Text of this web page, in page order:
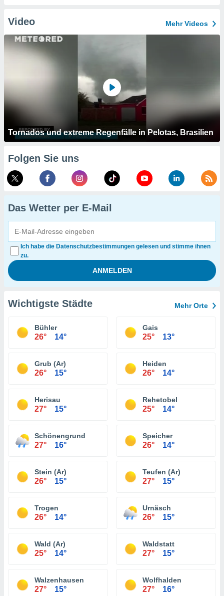
Video Mehr Videos
Tornados und extreme Regenfälle in Pelotas, Brasilien
Folgen Sie uns
Das Wetter per E-Mail
Ich habe die Datenschutzbestimmungen gelesen und stimme ihnen
zu.
Wichtigste Städte Mehr Orte
Bühler
26° 14°
Gais
25° 13°
Grub (Ar)
26° 15°
Heiden
26° 14°
Herisau
27° 15°
Rehetobel
25° 14°
Schönengrund
27° 16°
Speicher
26° 14°
Stein (Ar)
26° 15°
Teufen (Ar)
27° 15°
Trogen
26° 14°
Urnäsch
26° 15°
Wald (Ar)
25° 14°
Waldstatt
27° 15°
Walzenhausen
27° 15°
Wolfhalden
27° 16°